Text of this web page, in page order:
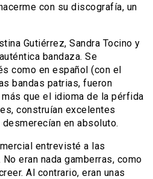
con su discografía, un
Gutiérrez, Sandra Tocino y
bandaza. Se
como en español (con el
bandas patrias, fueron
que el idioma de la pérfida
construían excelentes
en absoluto.
entrevisté a las
eran nada gamberras, como
Al contrario, eran unas